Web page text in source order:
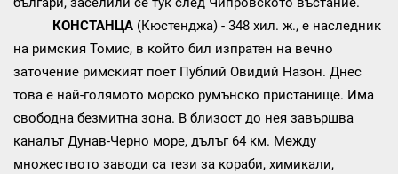
КОНСТАНЦА(Кюстенджа) - 348 хил. ж., е наследник
на римския Томис, в който бил изпратен на вечно
заточение римският поет Публий Овидий Назон. Днес
това е най-голямото морско румънско пристанище. Има
свободна безмитна зона. В близост до нея завършва
каналът Дунав-Черно море, дълъг 64 км. Между
множеството заводи са тези за кораби, химикали,